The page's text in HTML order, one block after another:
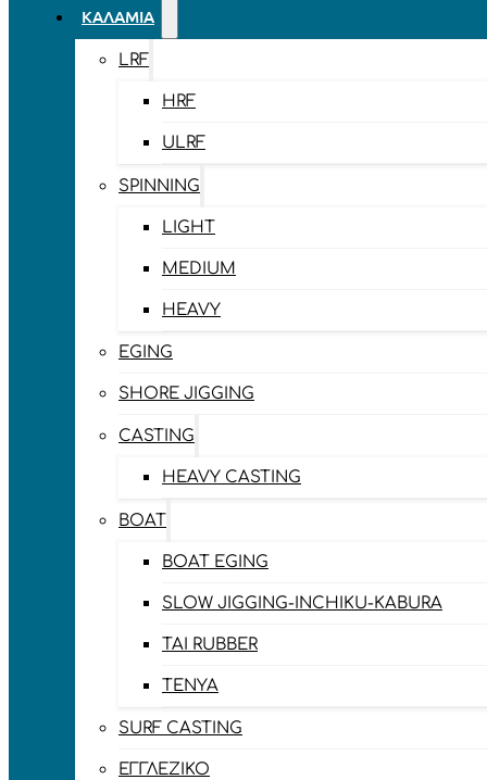
ΚΑΛΆΜΙΑ
LRF
HRF
ULRF
SPINNING
LIGHT
MEDIUM
HEAVY
EGING
SHORE JIGGING
CASTING
HEAVY CASTING
BOAT
BOAT EGING
SLOW JIGGING-INCHIKU-KABURA
TAI RUBBER
TENYA
SURF CASTING
ΕΓΓΛΈΖΙΚΟ